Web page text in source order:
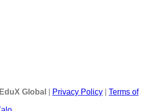
EduX Global Privacy Policy
Terms of